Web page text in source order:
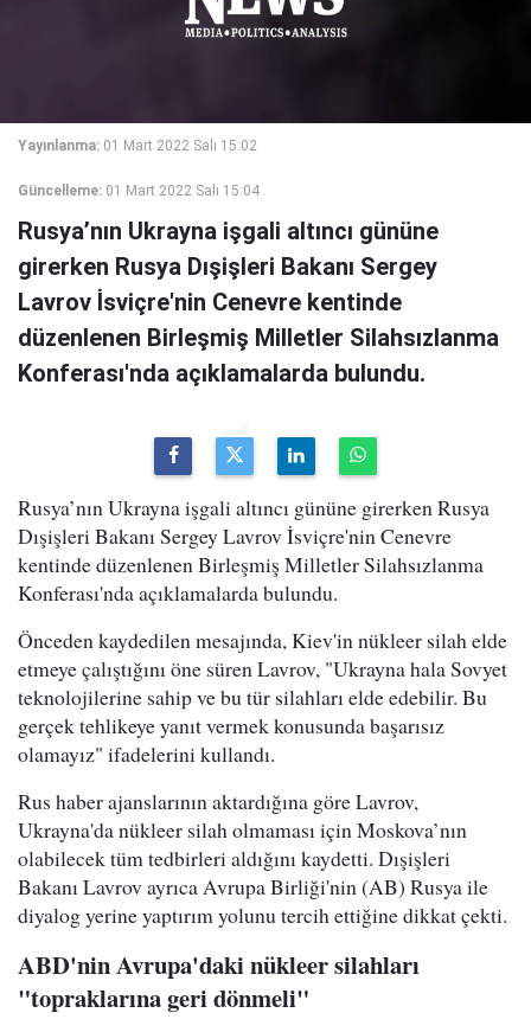
Yayınlanma: 01 Mart 2022 Salı 15:02
Güncelleme: 01 Mart 2022 Salı 15:04
Rusya’nın Ukrayna işgali altıncı gününe
girerken Rusya Dışişleri Bakanı Sergey
Lavrov İsviçre'nin Cenevre kentinde
düzenlenen Birleşmiş Milletler Silahsızlanma
Konferası'nda açıklamalarda bulundu.
Rusya’nın Ukrayna işgali altıncı gününe girerken Rusya
Dışişleri Bakanı Sergey Lavrov İsviçre'nin Cenevre
kentinde düzenlenen Birleşmiş Milletler Silahsızlanma
Konferası'nda açıklamalarda bulundu.
Önceden kaydedilen mesajında, Kiev'in nükleer silah elde
etmeye çalıştığını öne süren Lavrov, "Ukrayna hala Sovyet
teknolojilerine sahip ve bu tür silahları elde edebilir. Bu
gerçek tehlikeye yanıt vermek konusunda başarısız
olamayız" ifadelerini kullandı.
Rus haber ajanslarının aktardığına göre Lavrov,
Ukrayna'da nükleer silah olmaması için Moskova’nın
olabilecek tüm tedbirleri aldığını kaydetti. Dışişleri
Bakanı Lavrov ayrıca Avrupa Birliği'nin (AB) Rusya ile
diyalog yerine yaptırım yolunu tercih ettiğine dikkat çekti.
ABD'nin Avrupa'daki nükleer silahları
"topraklarına geri dönmeli"